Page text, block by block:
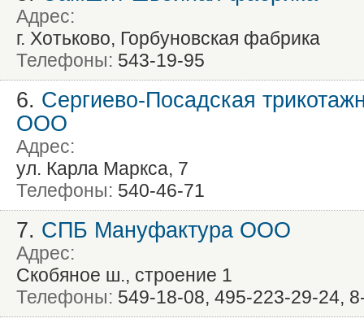
Адрес:
г. Хотьково, Горбуновская фабрика
Телефоны: 543-19-95
6. Сергиево-Посадская
ООО
Адрес:
ул. Карла Маркса, 7
Телефоны: 540-46-71
7. СПБ Мануфактура ООО
Адрес:
Скобяное ш., строение 1
Телефоны: 549-18-08, 495-223-29-24,